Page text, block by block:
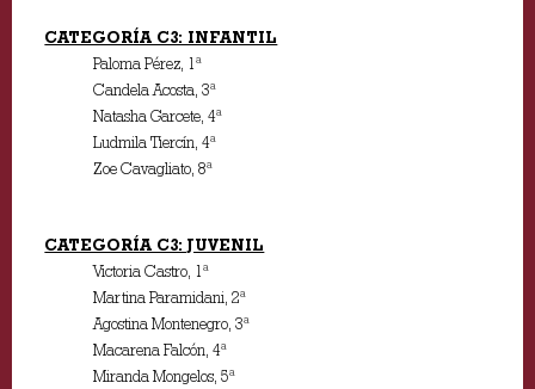
CATEGORÍA C3: INFANTIL
Paloma Pérez, 1ª
Candela Acosta, 3ª
Natasha Garcete, 4ª
Ludmila Tiercín, 4ª
Zoe Cavagliato, 8ª
CATEGORÍA C3: JUVENIL
Victoria Castro, 1ª
Martina Paramidani, 2ª
Agostina Montenegro, 3ª
Macarena Falcón, 4ª
Miranda Mongelos, 5ª